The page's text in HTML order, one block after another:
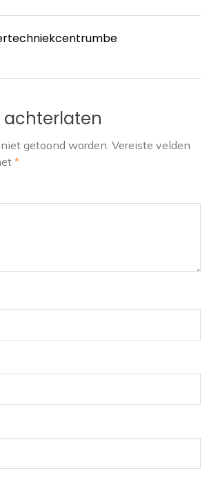
achterlaten
getoond worden. Vereiste velden
*